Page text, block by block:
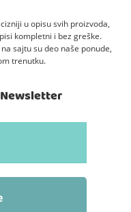
u opisu svih proizvoda,
kompletni i bez greške.
sajtu su deo naše ponude,
trenutku.